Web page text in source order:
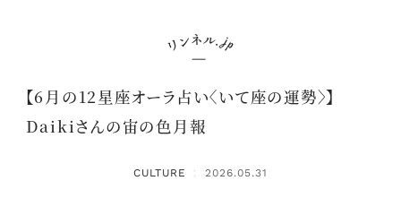
【6月の12星座オーラ占い〈いて座の運勢〉】
Daikiさんの宙の色月報
CULTURE ： 2026.05.31